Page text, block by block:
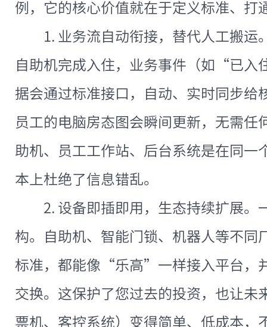
例，它的核心价值就在于定义标准、打
1. 业务流自动衔接，替代人工搬运
自助机完成入住，业务事件（如“已
据会通过标准接口，自动、实时同步给
员工的电脑房态图会瞬间更新，无需任
助机、员工工作站、后台系统是在同一
本上杜绝了信息错乱。
2. 设备即插即用，生态持续扩展。
构。自助机、智能门锁、机器人等不同
标准，都能像“乐高”一样接入平台，
交换。这保护了您过去的投资，也让未
票机、客控系统）变得简单、低成本，